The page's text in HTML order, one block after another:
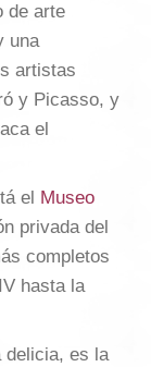
de arte
una
artistas
y Picasso, y
el
el Museo
privada del
completos
hasta la
es la